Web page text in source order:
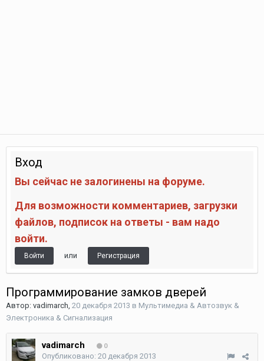
Вход
Вы сейчас не залогинены на форуме.
Для возможности комментариев, загрузки
файлов, подписок на ответы - вам надо
войти.
Войти или Регистрация
Программирование замков дверей
Автор: vadimarch, 20 декабря 2013 в Мультимедиа & Автозвук &
Электроника & Сигнализация
vadimarch 0
Опубликовано: 20 декабря 2013